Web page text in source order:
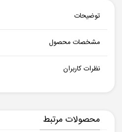
توضیحات
مشخصات محصول
نظرات کاربران
محصولات مرتبط